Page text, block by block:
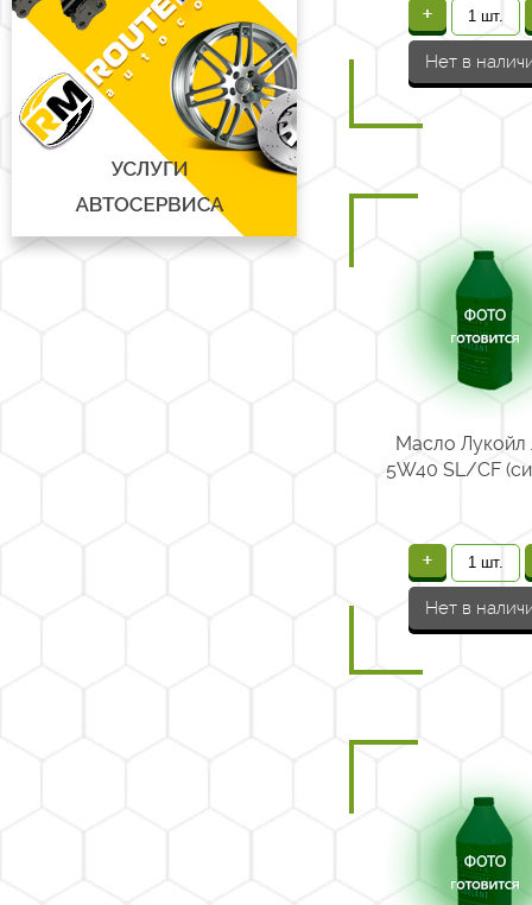
+
Нет в
Масло Лукойл
5W40 SL/CF
+
Нет в